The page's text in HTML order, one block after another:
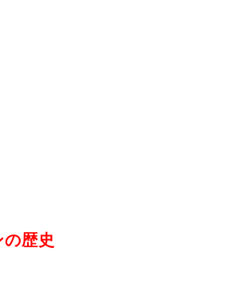
の歴史